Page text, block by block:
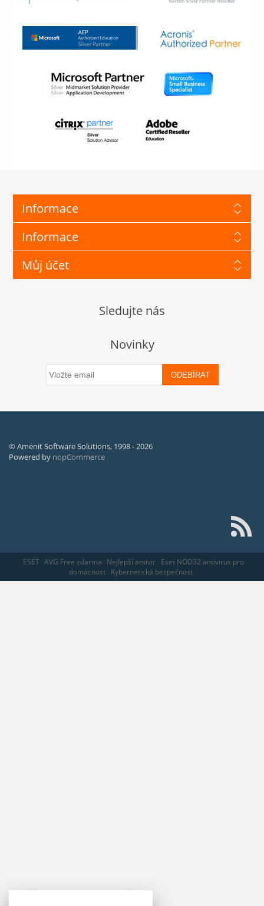
Informace
Informace
Můj účet
Sledujte nás
Novinky
ODEBÍRAT
© Amenit Software Solutions, 1998 - 2026
Powered by nopCommerce
ESET AVG Free zdarma Nejlepší antivir Eset NOD32 antivirus pro
domácnost Kybernetická bezpečnost